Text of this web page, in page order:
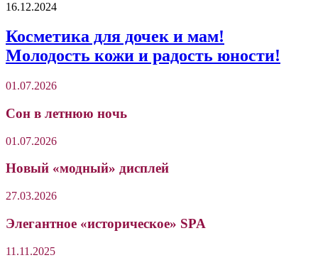
16.12.2024
Косметика для дочек и мам!
Молодость кожи и радость юности!
01.07.2026
Сон в летнюю ночь
01.07.2026
Новый «модный» дисплей
27.03.2026
Элегантное «историческое» SPA
11.11.2025